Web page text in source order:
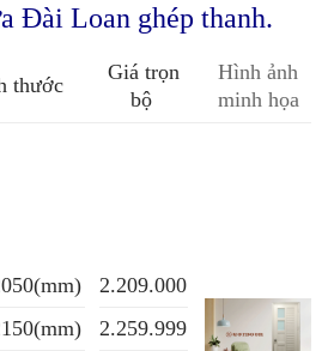
Đài Loan ghép thanh.
thước
Giá trọn
bộ
Hình ảnh
minh họa
2.209.000
2.259.999